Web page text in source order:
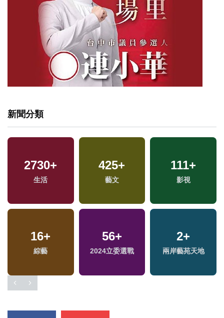
新聞分類
2730+
生活
425+
藝文
111+
影視
16+
綜藝
56+
2024立委選戰
2+
兩岸藝苑天地